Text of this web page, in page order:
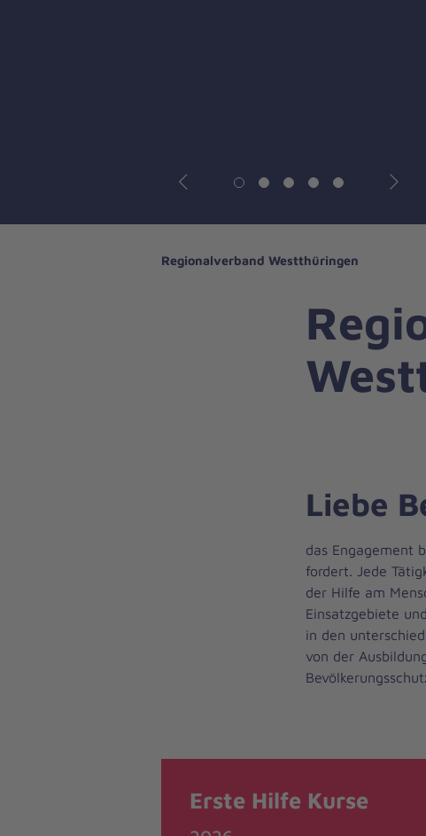
Regionalverband Westthüringen
Liebe
das Engagement
fordert. Jede
der Hilfe am
Einsatzgebiete
in den
von der
Erste Hilfe Kurse